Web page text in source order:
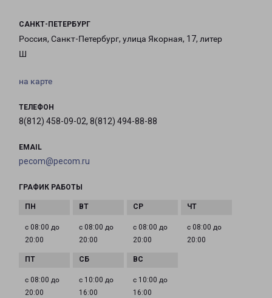
САНКТ-ПЕТЕРБУРГ
Россия, Санкт-Петербург, улица Якорная, 17, литер
Ш
на карте
ТЕЛЕФОН
8(812) 458-09-02, 8(812) 494-88-88
EMAIL
pecom@pecom.ru
ГРАФИК РАБОТЫ
с 08:00 до
20:00
с 08:00 до
20:00
с 08:00 до
20:00
с 08:00 до
20:00
с 08:00 до
20:00
с 10:00 до
16:00
с 10:00 до
16:00